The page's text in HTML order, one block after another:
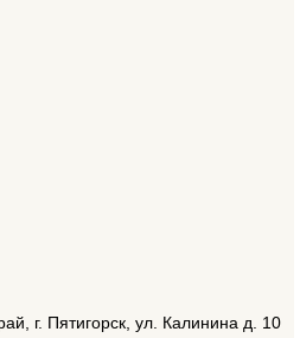
г. Пятигорск, ул. Калинина д. 10